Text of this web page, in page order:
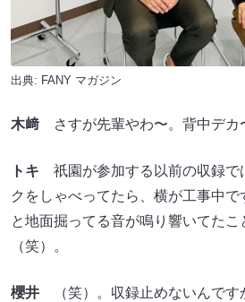
出典: FANY マガジン
木﨑 さすが先輩やわ〜。背中デカ
トキ 祇園が参加する以前の収録で
クをしゃべってたら、横が工事中
と地面掘ってる音が鳴り響いてたこ
（笑）。
櫻井 （笑）。収録止めないんです